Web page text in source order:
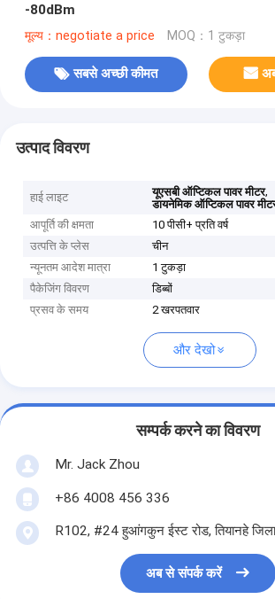
-80dBm
मूल्य：negotiate a price MOQ：1 टुकड़ा
सबसे अच्छी कीमत
उत्पाद विवरण
हाई लाइट यूएसबी ऑप्टिकल पावर मीटर,
डायनेमिक ऑप्टिकल पावर
आपूर्ति की क्षमता
10 पीसी+ प्रति वर्ष
उत्पत्ति के प्लेस
चीन
न्यूनतम आदेश मात्रा
1 टुकड़ा
पैकेजिंग विवरण
डिब्बों
प्रसव के समय
2 खरपतवार
और देखो
सम्पर्क करने का विवरण
Mr. Jack Zhou
+86 4008 456 336
R102, #24 हुआंगकुन ईस्ट रोड, तियानहे
अब से संपर्क करें